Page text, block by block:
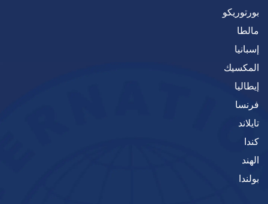
بورتوريكو
مالطا
إسبانيا
المكسيك
إيطاليا
فرنسا
تايلاند
كندا
الهند
بولندا